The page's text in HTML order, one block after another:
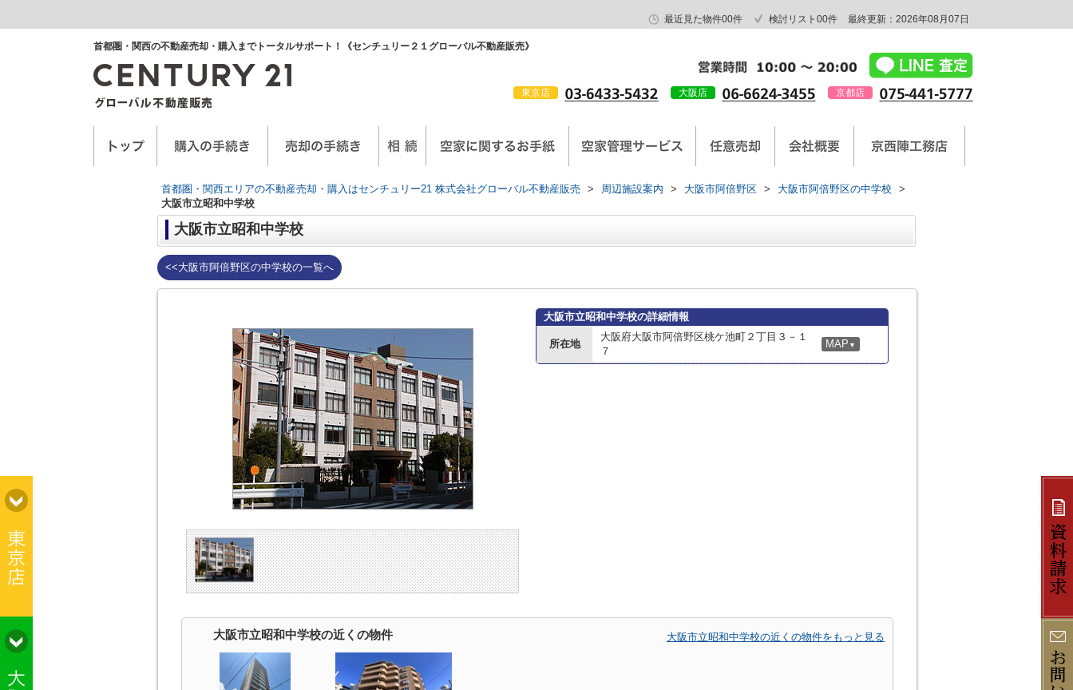
最近見た物件00件 検討リスト 00件 最終更新：2026年08月07日
首都圏・関西の不動産売却・購入までトータルサポート！《センチュリー２１グローバル不動産販売》
東京店 大阪店 京都店
首都圏・関西エリアの不動産売却・購入はセンチュリー21 株式会社グローバル不動産販売 > 周辺施設案内 > 大阪市阿倍野区 > 大阪市阿倍野区の中学校
>
大阪市立昭和中学校
大阪市立昭和中学校
<<大阪市阿倍野区の中学校の一覧へ
大阪市立昭和中学校の詳細情報
所在地
大阪府大阪市阿倍野区桃ケ池町２丁目３－１
７
MAP ▼
大阪市立昭和中学校の近くの物件 大阪市立昭和中学校の近くの物件をもっと見る